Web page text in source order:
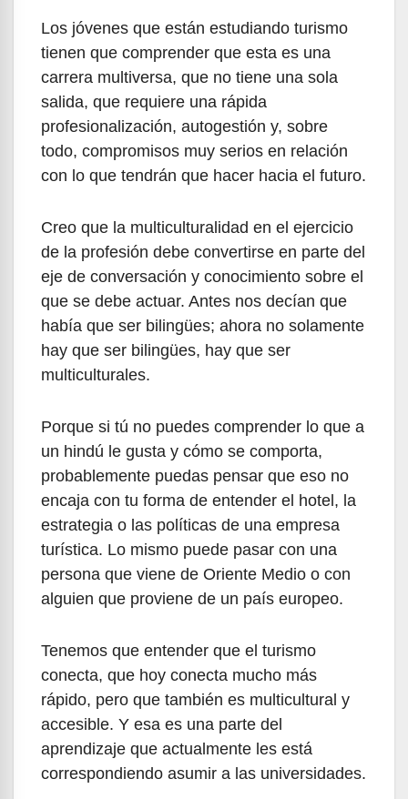
Los jóvenes que están estudiando turismo
tienen que comprender que esta es una
carrera multiversa, que no tiene una sola
salida, que requiere una rápida
profesionalización, autogestión y, sobre
todo, compromisos muy serios en relación
con lo que tendrán que hacer hacia el futuro.
Creo que la multiculturalidad en el ejercicio
de la profesión debe convertirse en parte del
eje de conversación y conocimiento sobre el
que se debe actuar. Antes nos decían que
había que ser bilingües; ahora no solamente
hay que ser bilingües, hay que ser
multiculturales.
Porque si tú no puedes comprender lo que a
un hindú le gusta y cómo se comporta,
probablemente puedas pensar que eso no
encaja con tu forma de entender el hotel, la
estrategia o las políticas de una empresa
turística. Lo mismo puede pasar con una
persona que viene de Oriente Medio o con
alguien que proviene de un país europeo.
Tenemos que entender que el turismo
conecta, que hoy conecta mucho más
rápido, pero que también es multicultural y
accesible. Y esa es una parte del
aprendizaje que actualmente les está
correspondiendo asumir a las universidades.